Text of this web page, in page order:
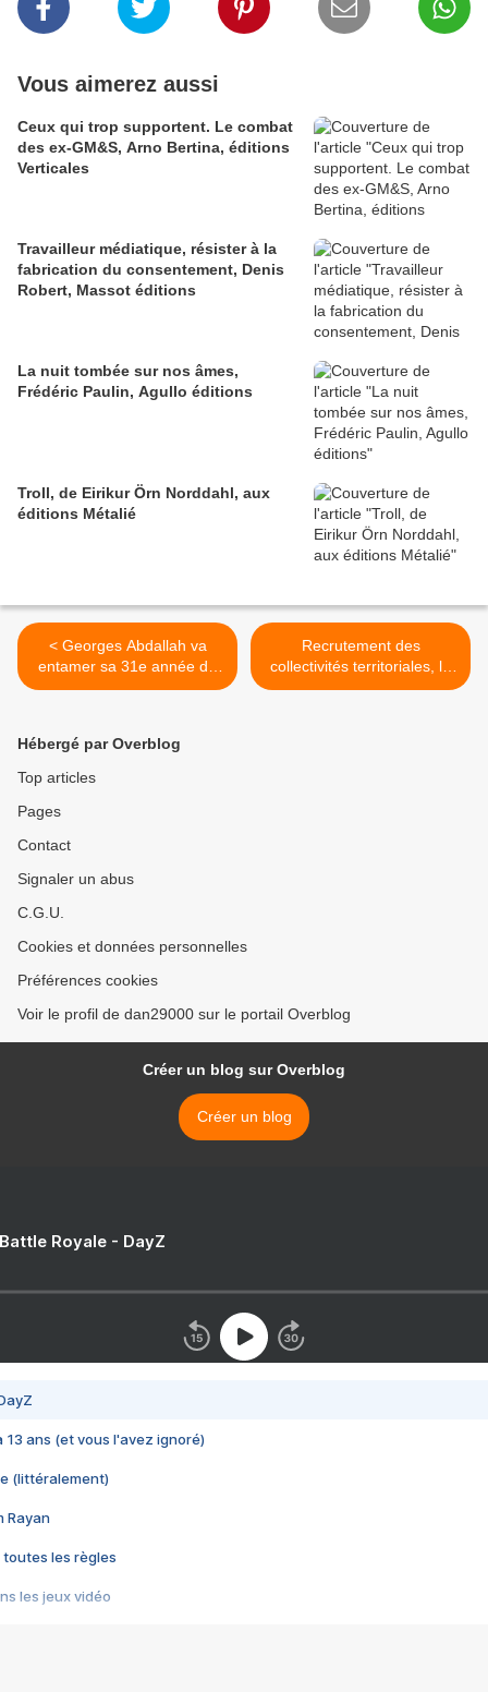
Vous aimerez aussi
Ceux qui trop supportent. Le combat
des ex-GM&S, Arno Bertina, éditions
Verticales
Travailleur médiatique, résister à la
fabrication du consentement, Denis
Robert, Massot éditions
La nuit tombée sur nos âmes,
Frédéric Paulin, Agullo éditions
Troll, de Eirikur Örn Norddahl, aux
éditions Métalié
< Georges Abdallah va
entamer sa 31e année de
détention, manifestons !
Recrutement des
collectivités territoriales, le
Ministère de la justice
Hébergé par Overblog
Top articles
Pages
Contact
Signaler un abus
C.G.U.
Cookies et données personnelles
Préférences cookies
Voir le profil de dan29000 sur le portail Overblog
Créer un blog sur Overblog
Créer un blog
Royale - DayZ
13 ans (et vous l'avez ignoré)
(littéralement)
Rayan
toutes les règles
les jeux vidéo